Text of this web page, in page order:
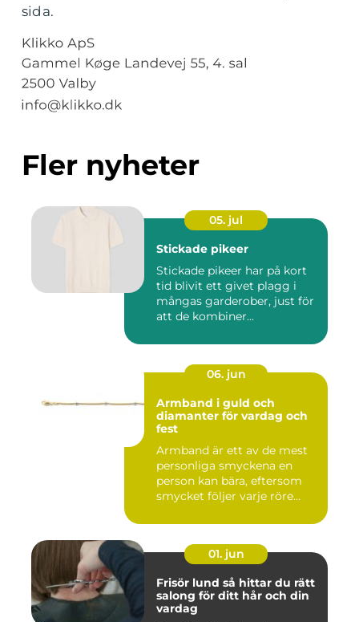
sida.
Fler nyheter
05. jul
Stickade pikeer
Stickade pikeer har på kort
tid blivit ett givet plagg i
mångas garderober, just för
att de kombiner...
06. jun
Armband i guld och
diamanter för vardag och
fest
Armband är ett av de mest
personliga smyckena en
person kan bära, eftersom
smycket följer varje röre...
01. jun
Frisör lund så hittar du rätt
salong för ditt hår och din
vardag